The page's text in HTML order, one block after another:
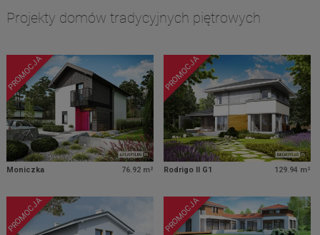
Projekty domów tradycyjnych piętrowych
PROMOCJA
Moniczka 76.92 m²
PROMOCJA
Rodrigo II G1 129.94 m²
PROMOCJA PROMOCJA